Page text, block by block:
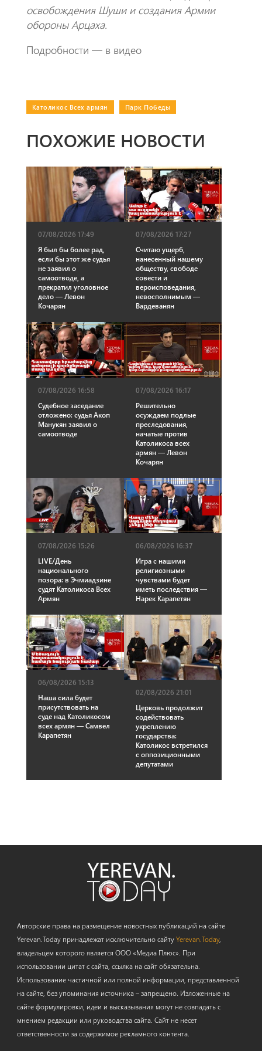
освобождения Шуши и создания Армии
обороны Арцаха.
Подробности — в видео
Католикос Всех армян Парк Победы
ПОХОЖИЕ НОВОСТИ
07/08/2026 17:49
Я был бы более рад,
если бы этот же судья
не заявил о
самоотводе, а
прекратил уголовное
дело — Левон
Кочарян
07/08/2026 17:27
Считаю ущерб,
нанесенный нашему
обществу, свободе
совести и
вероисповедания,
невосполнимым —
Вардеванян
07/08/2026 16:58
Судебное заседание
отложено: судья Акоп
Манукян заявил о
самоотводе
07/08/2026 16:17
Решительно
осуждаем подлые
преследования,
начатые против
Католикоса всех
армян — Левон
Кочарян
07/08/2026 15:26
LIVE/День
национального
позора: в Эчмиадзине
судят Католикоса Всех
Армян
06/08/2026 16:37
Игра с нашими
религиозными
чувствами будет
иметь последствия —
Нарек Карапетян
06/08/2026 15:13
Наша сила будет
присутствовать на
суде над Католикосом
всех армян — Самвел
Карапетян
02/08/2026 21:01
Церковь продолжит
содействовать
укреплению
государства:
Католикос встретился
с оппозиционными
депутатами
Авторские права на размещение новостных публикаций на сайте
Yerevan.Today принадлежат исключительно сайтуYerevan.Today,
владельцем которого является ООО «Медиа Плюс». При
использовании цитат с сайта, ссылка на сайт обязательна.
Использование частичной или полной информации, представленной
на сайте, без упоминания источника – запрещено. Изложенные на
сайте формулировки, идеи и высказывания могут не совпадать с
мнением редакции или руководства сайта. Сайт не несет
ответственности за содержимое рекламного контента.